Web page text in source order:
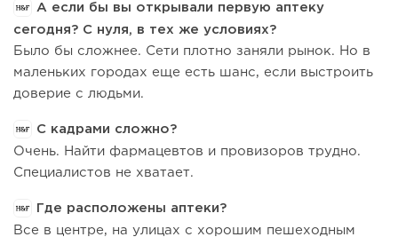
А если бы вы открывали первую аптеку
сегодня? С нуля, в тех же условиях?
Было бы сложнее. Сети плотно заняли рынок. Но в
маленьких городах еще есть шанс, если выстроить
доверие с людьми.
С кадрами сложно?
Очень. Найти фармацевтов и провизоров трудно.
Специалистов не хватает.
Где расположены аптеки?
Все в центре, на улицах с хорошим пешеходным